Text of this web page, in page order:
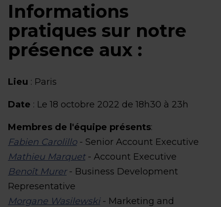
Informations
pratiques sur notre
présence aux :
Lieu : Paris
Date : Le 18 octobre 2022 de 18h30 à 23h
Membres de l'équipe présents:
Fabien Carolillo- Senior Account Executive
Mathieu Marquet- Account Executive
Benoît Murer- Business Development
Representative
Morgane Wasilewski- Marketing and